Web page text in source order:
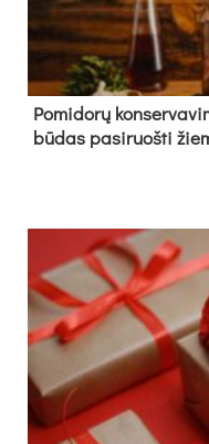
Pomidorų
būdas pasiruošti